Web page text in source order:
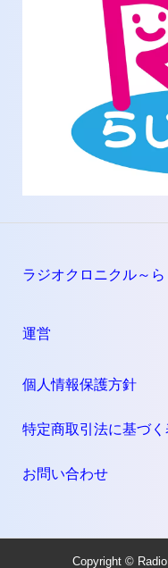
ラジオクロニクル～ら
運営
個人情報保護方針
特定商取引法に基づ
お問い合わせ
Copyright ©